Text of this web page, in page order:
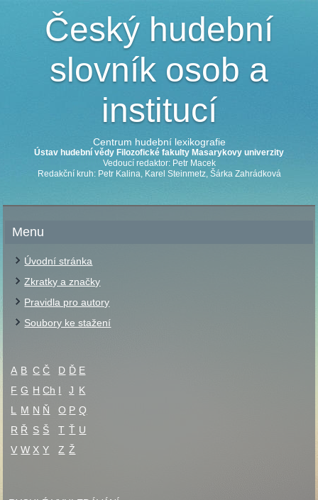
Český hudební
slovník osob a
institucí
Centrum hudební lexikografie
Ústav hudební vědy Filozofické fakulty Masarykovy univerzity
Vedoucí redaktor: Petr Macek
Redakční kruh: Petr Kalina, Karel Steinmetz, Šárka Zahrádková
Menu
Úvodní stránka
Zkratky a značky
Pravidla pro autory
Soubory ke stažení
A B C Č D Ď E
F G H Ch I J K
L
M N Ň O P Q
R Ř S Š T Ť U
V W X Y Z Ž